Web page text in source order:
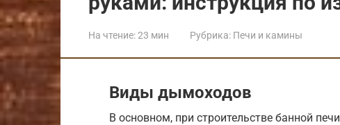
На чтение:23 мин Рубрика: Печи и камины
Виды дымоходов
В основном, при строительстве банной